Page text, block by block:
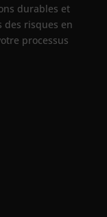
durables et
des risques en
processus